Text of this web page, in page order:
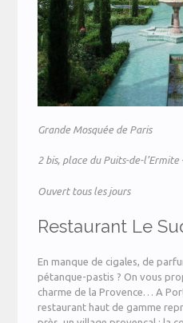
Grande Mosquée de Paris
2 bis, place du Puits-de-l’Ermite
Ouvert tous les jours
Restaurant Le
En manque de cigales, de
pétanque-pastis ? On vous
charme de la Provence… A
restaurant haut de gamme